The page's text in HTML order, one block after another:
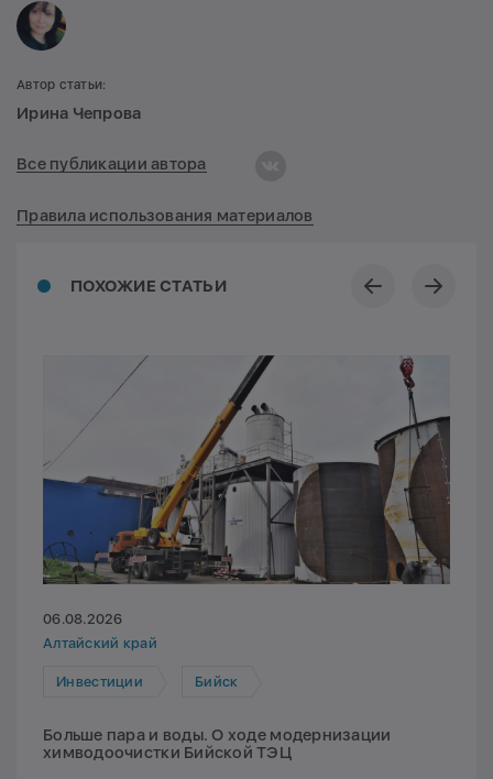
ПОХОЖИЕ СТАТЬИ
06.08.2026
Алтайский край
Инвестиции Бийск
Больше пара и воды. О ходе модернизации
химводоочистки Бийской ТЭЦ
Автор статьи:
Ирина Чепрова
Все публикации автора
Правила использования материалов